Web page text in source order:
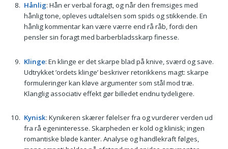
Hånlig: Hån er verbal foragt, og når den fremsiges med
hånlig tone, opleves udtalelsen som spids og stikkende. En
hånlig kommentar kan være værre end rå råb, fordi den
pensler sin foragt med barberbladsskarp finesse.
Klinge: En klinge er det skarpe blad på knive, sværd og save.
Udtrykket ’ordets klinge’ beskriver retorikkens magt: skarpe
formuleringer kan kløve argumenter som stål mod træ.
Klanglig associativ effekt gør billedet endnu tydeligere.
Kynisk: Kynikeren skærer følelser fra og vurderer verden ud
fra rå egeninteresse. Skarpheden er kold og klinisk; ingen
romantiske bløde kanter. Analyse og handlekraft følges,